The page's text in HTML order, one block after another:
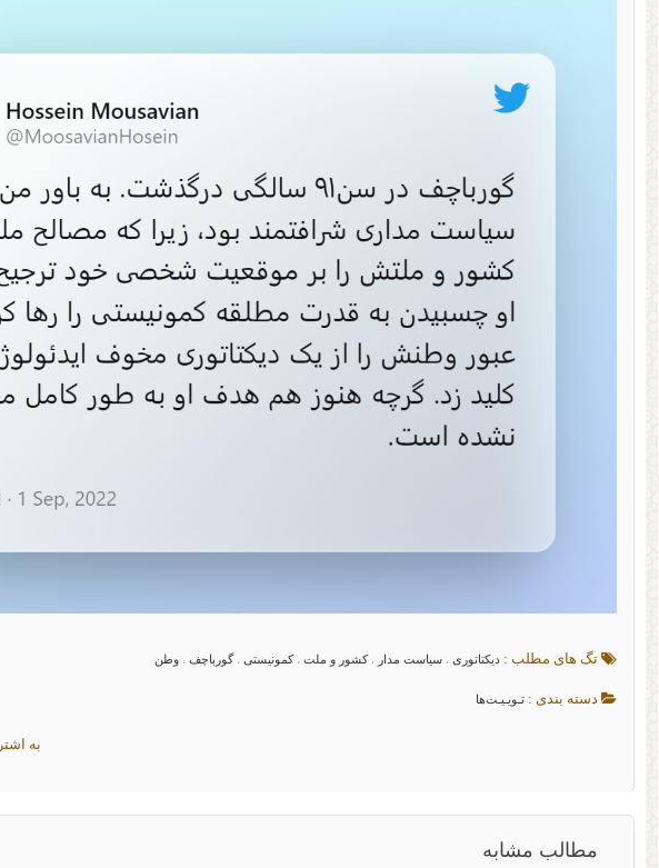
تگ های مطلب :دیکتاتوری ،سیاست مدار ،کشور و ملت ،کمونیستی ،گورباچف ،وطن
دسته بندی :تـویـیـت‌ها
به
مطالب مشابه